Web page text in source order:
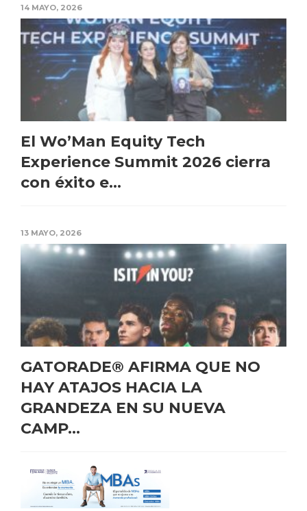
14 MAYO, 2026
El Wo’Man Equity Tech
Experience Summit 2026 cierra
con éxito e...
13 MAYO, 2026
GATORADE® AFIRMA QUE NO
HAY ATAJOS HACIA LA
GRANDEZA EN SU NUEVA
CAMP...